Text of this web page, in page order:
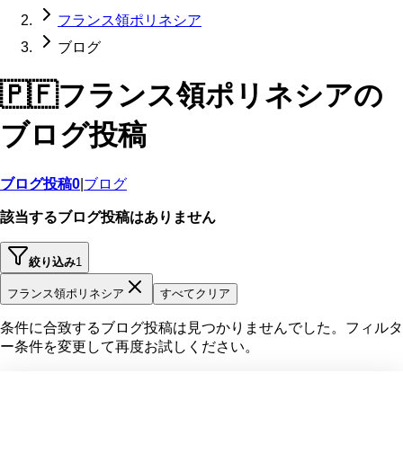
フランス領ポリネシア
ブログ
🇵🇫フランス領ポリネシアの
ブログ投稿
ブログ投稿0 ブログ
該当するブログ投稿はありません
絞り込み1
フランス領ポリネシア すべてクリア
条件に合致するブログ投稿は見つかりませんでした。フィルタ
ー条件を変更して再度お試しください。